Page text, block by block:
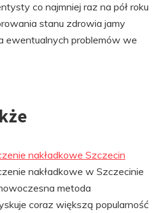
co najmniej raz na pół roku
stanu zdrowia jamy
ewentualnych problemów we
nakładkowe Szczecin
nakładkowe w Szczecinie
metoda
coraz większą popularność